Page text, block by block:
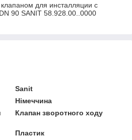
для инсталляции с
90 SANIT 58.928.00..0000
Sanit
Німеччина
Клапан зворотного ходу
Пластик